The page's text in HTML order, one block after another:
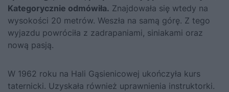
Kategorycznie odmówiła. Znajdowała się wtedy na
wysokości 20 metrów. Weszła na samą górę. Z tego
wyjazdu powróciła z zadrapaniami, siniakami oraz
nową pasją.
W 1962 roku na Hali Gąsienicowej ukończyła kurs
taternicki. Uzyskała również uprawnienia instruktorki.